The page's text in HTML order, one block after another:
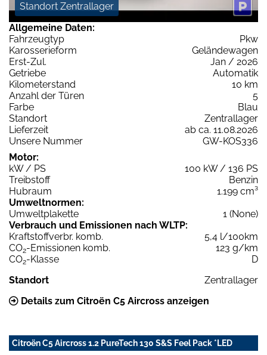
Standort Zentrallager
Allgemeine Daten:
Fahrzeugtyp
Pkw
Karosserieform
Geländewagen
Erst-Zul.
Jan / 2026
Getriebe
Automatik
Kilometerstand
10 km
Anzahl der Türen
5
Farbe
Blau
Standort
Zentrallager
Lieferzeit
ab ca. 11.08.2026
Unsere Nummer
GW-KOS336
Motor:
kW / PS
100 kW / 136 PS
Treibstoff
Benzin
Hubraum
1.199 cm³
Umweltnormen:
Umweltplakette
1 (None)
Verbrauch und Emissionen nach WLTP:
Kraftstoffverbr. komb.
5,4 l/100km
CO2-Emissionen komb.
123 g/km
CO2-Klasse
D
Standort
Zentrallager
Details zum Citroën C5 Aircross anzeigen
Citroën C5 Aircross 1.2 PureTech 130 S&S Feel Pack *LED